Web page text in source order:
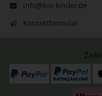
info@bio-kinder.de
Kontaktformular